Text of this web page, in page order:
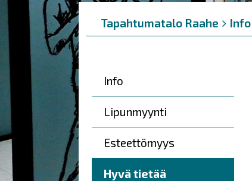
Murupolku
You
are
Tapahtumatalo Raahe Info
Päävalikko
Info
Lipunmyynti
Esteettömyys
Hyvä tietää